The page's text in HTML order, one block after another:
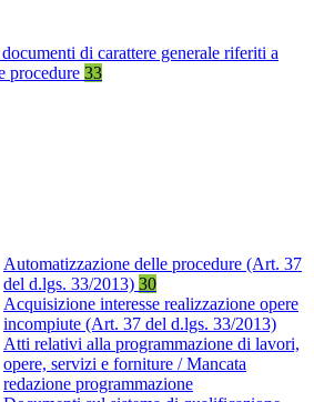
di carattere generale riferiti a
procedure 33
Automatizzazione delle procedure (Art. 37
del d.lgs. 33/2013) 30
Acquisizione interesse realizzazione opere
incompiute (Art. 37 del d.lgs. 33/2013)
Atti relativi alla programmazione di lavori,
opere, servizi e forniture / Mancata
redazione programmazione